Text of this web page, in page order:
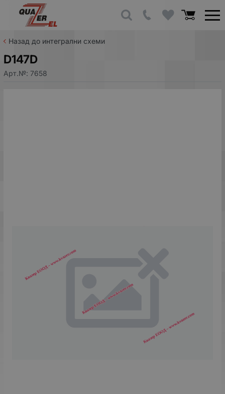
Назад до интегрални схеми
D147D
Арт.№: 7658